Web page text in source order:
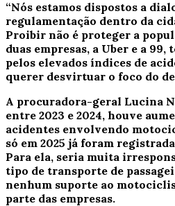
“Nós estamos dispostos a
regulamentação dentro da
Proibir não é proteger a
duas empresas, a Uber e a
pelos elevados índices de
querer desvirtuar o foco do
A procuradora-geral Lucina
entre 2023 e 2024, houve
acidentes envolvendo
só em 2025 já foram
Para ela, seria muita
tipo de transporte de
nenhum suporte ao
parte das empresas.